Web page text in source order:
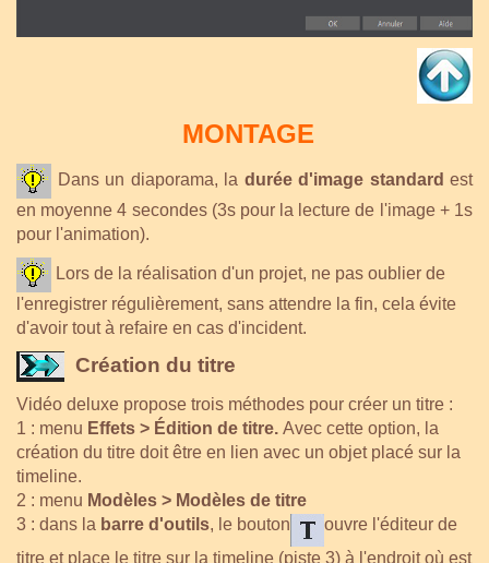
MONTAGE
Dans un diaporama, la durée d'image standard est
en moyenne 4 secondes (3s pour la lecture de l'image + 1s
pour l'animation).
Lors de la réalisation d'un projet, ne pas oublier de
l'enregistrer régulièrement, sans attendre la fin, cela évite
d'avoir tout à refaire en cas d'incident.
Création du titre
Vidéo deluxe propose trois méthodes pour créer un titre :
1 : menu Effets > Édition de titre. Avec cette option, la
création du titre doit être en lien avec un objet placé sur la
timeline.
2 : menu Modèles > Modèles de titre
3 : dans la barre d'outils, le bouton
ouvre l'éditeur de
titre et place le titre sur la timeline (piste 3) à l'endroit où est